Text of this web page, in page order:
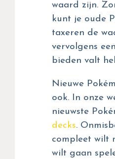
waard zijn.
kunt je oude
taxeren de
vervolgens
bieden valt
Nieuwe
ook. In onze
nieuwste
decks.
compleet wilt
wilt gaan